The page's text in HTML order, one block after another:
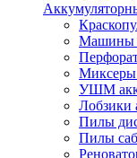
Машины
Миксеры
УШМ
Лобзики
Пилы
Пилы